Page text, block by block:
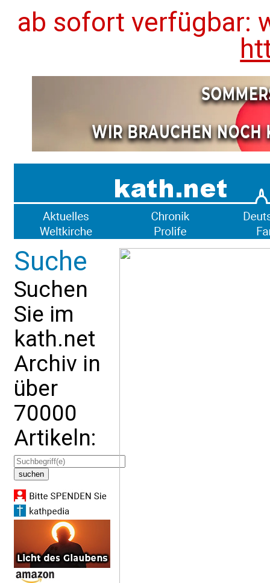
ab sofort verfügbar:
Suche
Suchen
Sie im
kath.net
Archiv in
über
70000
Artikeln: